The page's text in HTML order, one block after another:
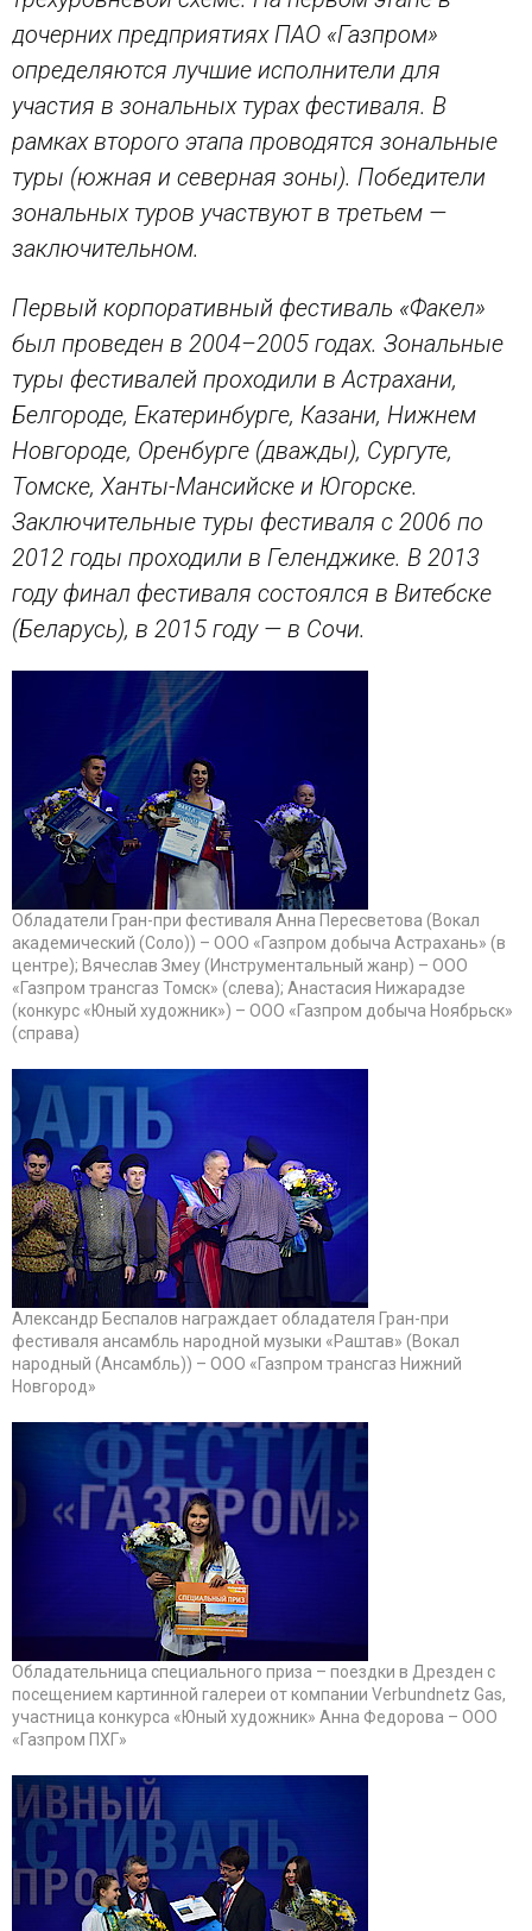
дочерних предприятиях ПАО «Газпром»
определяются лучшие исполнители для
участия в зональных турах фестиваля. В
рамках второго этапа проводятся зональные
туры (южная и северная зоны). Победители
зональных туров участвуют в третьем —
заключительном.
Первый корпоративный фестиваль «Факел»
был проведен в 2004–2005 годах. Зональные
туры фестивалей проходили в Астрахани,
Белгороде, Екатеринбурге, Казани, Нижнем
Новгороде, Оренбурге (дважды), Сургуте,
Томске, Ханты-Мансийске и Югорске.
Заключительные туры фестиваля с 2006 по
2012 годы проходили в Геленджике. В 2013
году финал фестиваля состоялся в Витебске
(Беларусь), в 2015 году — в Сочи.
Обладатели Гран-при фестиваля Анна Пересветова (Вокал
академический (Соло)) – ООО «Газпром добыча Астрахань» (в
центре); Вячеслав Змеу (Инструментальный жанр) – ООО
«Газпром трансгаз Томск» (слева); Анастасия Нижарадзе
(конкурс «Юный художник») – ООО «Газпром добыча Ноябрьск»
(справа)
Александр Беспалов награждает обладателя Гран-при
фестиваля ансамбль народной музыки «Раштав» (Вокал
народный (Ансамбль)) – ООО «Газпром трансгаз Нижний
Новгород»
Обладательница специального приза – поездки в Дрезден с
посещением картинной галереи от компании Verbundnetz Gas,
участница конкурса «Юный художник» Анна Федорова – ООО
«Газпром ПХГ»